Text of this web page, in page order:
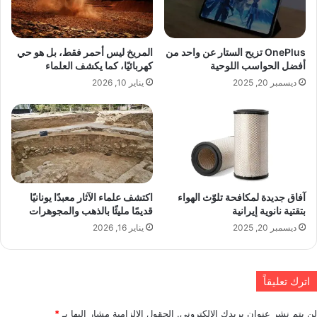
OnePlus تزيح الستار عن واحد من
أفضل الحواسب اللوحية
ديسمبر 20, 2025
المريخ ليس أحمر فقط، بل هو حي
كهربائيًا، كما يكشف العلماء
يناير 10, 2026
آفاق جديدة لمكافحة تلوّث الهواء
بتقتية نانوية إيرانية
ديسمبر 20, 2025
اكتشف علماء الآثار معبدًا يونانيًا
قديمًا مليئًا بالذهب والمجوهرات
يناير 16, 2026
اترك تعليقاً
لن يتم نشر عنوان بريدك الإلكتروني. الحقول الإلزامية مشار إليها بـ*